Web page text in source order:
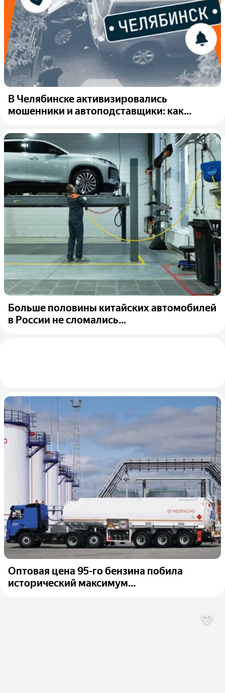
В Челябинске активизировались
мошенники и автоподставщики: как...
Больше половины китайских автомобилей
в России не сломались...
Оптовая цена 95-го бензина побила
исторический максимум...